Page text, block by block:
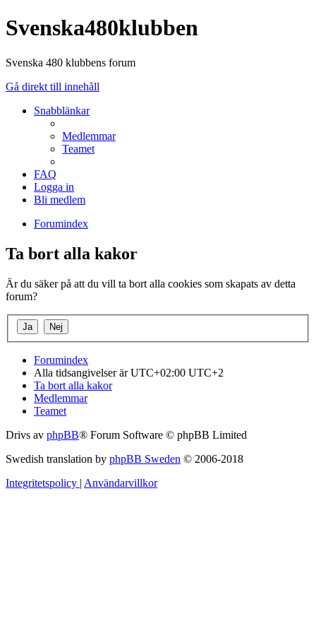
Svenska480klubben
Svenska 480 klubbens forum
Gå direkt till innehåll
Snabblänkar
Medlemmar
Teamet
FAQ
Logga in
Bli medlem
Forumindex
Ta bort alla kakor
Är du säker på att du vill ta bort alla cookies som skapats av detta
forum?
Forumindex
Alla tidsangivelser är UTC+02:00 UTC+2
Ta bort alla kakor
Medlemmar
Teamet
Drivs av phpBB® Forum Software © phpBB Limited
Swedish translation by phpBB Sweden © 2006-2018
Integritetspolicy | Användarvillkor